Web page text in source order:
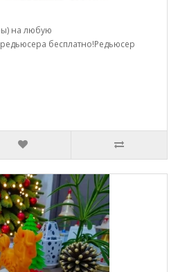
на любую
бесплатно!Редьюсер